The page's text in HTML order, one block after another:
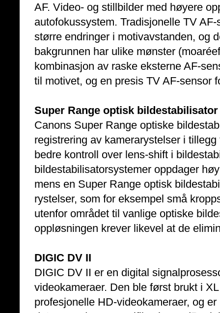
AF. Video- og stillbilder med høyere
autofokussystem. Tradisjonelle TV
større endringer i motivavstanden, og
bakgrunnen har ulike mønster
kombinasjon av raske eksterne AF-
til motivet, og en presis TV AF-sensor
Super Range optisk bildestabilisator
Canons Super Range optiske
registrering av kamerarystelser i
bedre kontroll over lens-shift i
bildestabilisatorsystemer oppdager
mens en Super Range optisk
rystelser, som for eksempel små
utenfor området til vanlige optiske
oppløsningen krever likevel at de
DIGIC DV II
DIGIC DV II er en digital
videokameraer. Den ble først brukt i
profesjonelle HD-videokameraer, og